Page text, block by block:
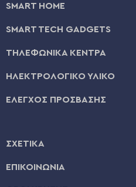
SMART HOME
SMART TECH GADGETS
ΤΗΛΕΦΩΝΙΚΑ ΚΕΝΤΡΑ
ΗΛΕΚΤΡΟΛΟΓΙΚΟ ΥΛΙΚΟ
ΕΛΕΓΧΟΣ ΠΡΟΣΒΑΣΗΣ
ΣΧΕΤΙΚΑ
ΕΠΙΚΟΙΝΩΝΙΑ